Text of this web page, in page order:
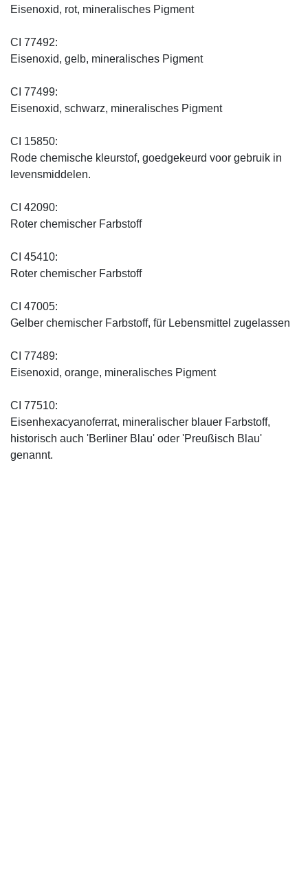
Eisenoxid, rot, mineralisches Pigment
CI 77492:
Eisenoxid, gelb, mineralisches Pigment
CI 77499:
Eisenoxid, schwarz, mineralisches Pigment
CI 15850:
Rode chemische kleurstof, goedgekeurd voor gebruik in
levensmiddelen.
CI 42090:
Roter chemischer Farbstoff
CI 45410:
Roter chemischer Farbstoff
CI 47005:
Gelber chemischer Farbstoff, für Lebensmittel zugelassen
CI 77489:
Eisenoxid, orange, mineralisches Pigment
CI 77510:
Eisenhexacyanoferrat, mineralischer blauer Farbstoff,
historisch auch 'Berliner Blau' oder 'Preußisch Blau'
genannt.